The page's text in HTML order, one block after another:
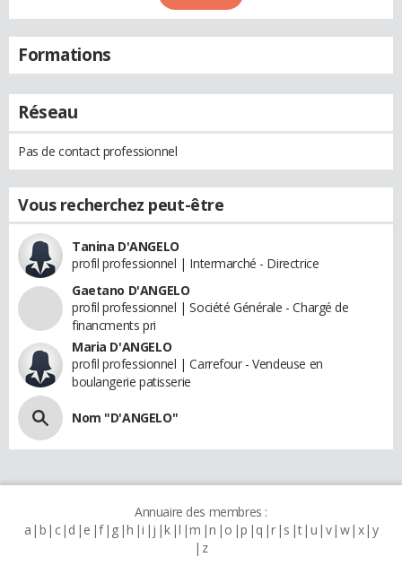
Formations
Réseau
Pas de contact professionnel
Vous recherchez peut-être
Tanina D'ANGELO
profil professionnel | Intermarché - Directrice
Gaetano D'ANGELO
profil professionnel | Société Générale - Chargé de
financments pri
Maria D'ANGELO
profil professionnel | Carrefour - Vendeuse en
boulangerie patisserie
Nom "D'ANGELO"
Annuaire des membres :
a b c d e f g h i j k l m n o p q r s t u v w x y
z